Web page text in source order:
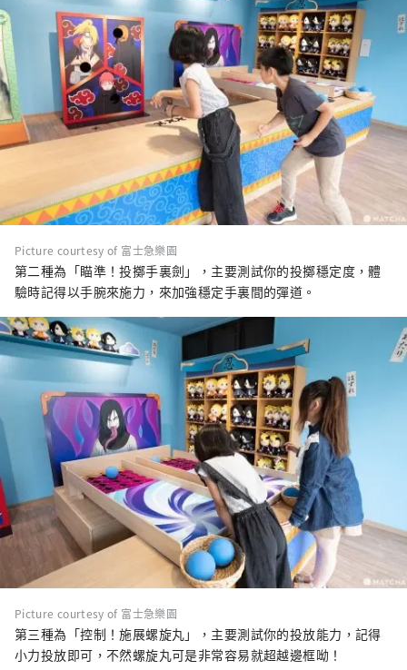
Picture courtesy of 富士急樂園
第二種為「瞄準！投擲手裏劍」，主要測試你的投擲穩定度，體
驗時記得以手腕來施力，來加強穩定手裏間的彈道。
Picture courtesy of 富士急樂園
第三種為「控制！施展螺旋丸」，主要測試你的投放能力，記得
小力投放即可，不然螺旋丸可是非常容易就超越邊框呦！